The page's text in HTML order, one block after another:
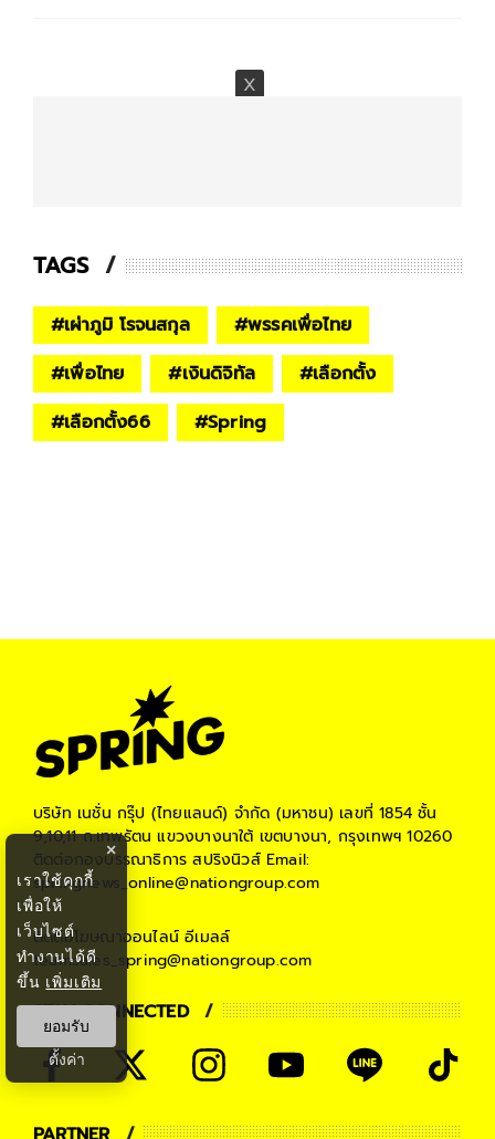
TAGS
#เผ่าภูมิ โรจนสกุล #พรรคเพื่อไทย
#เพื่อไทย #เงินดิจิทัล #เลือกตั้ง
#เลือกตั้ง66 #Spring
บริษัท เนชั่น กรุ๊ป (ไทยแลนด์) จำกัด (มหาชน) เลขที่ 1854 ชั้น
9,10,11 ถ.เทพรัตน แขวงบางนาใต้ เขตบางนา, กรุงเทพฯ 10260
ติดต่อกองบรรณาธิการ สปริงนิวส์Email:
springnews_online@nationgroup.com
ติดต่อโฆษณาออนไลน์ อีเมลล์
teamsales_spring@nationgroup.com
STAY CONNECTED
×
เราใช้คุกกี้
เพื่อให้
เว็บไซต์
ทำงานได้ดี
ขึ้น เพิ่มเติม
ยอมรับ
ตั้งค่า